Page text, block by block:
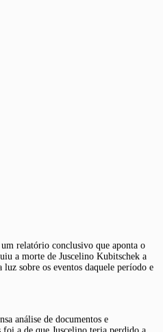
relatório conclusivo que aponta o
a morte de Juscelino Kubitschek a
sobre os eventos daquele período e
análise de documentos e